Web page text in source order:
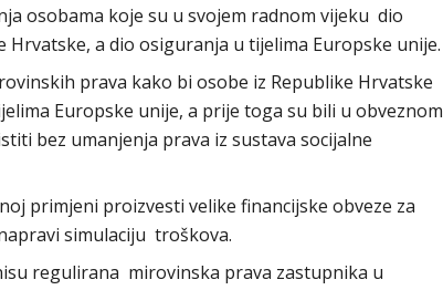
osobama koje su u svojem radnom vijeku dio
a dio osiguranja u tijelima Europske unije.
prava kako bi osobe iz Republike Hrvatske
Europske unije, a prije toga su bili u obveznom
bez umanjenja prava iz sustava socijalne
primjeni proizvesti velike financijske obveze za
simulaciju troškova.
regulirana mirovinska prava zastupnika u